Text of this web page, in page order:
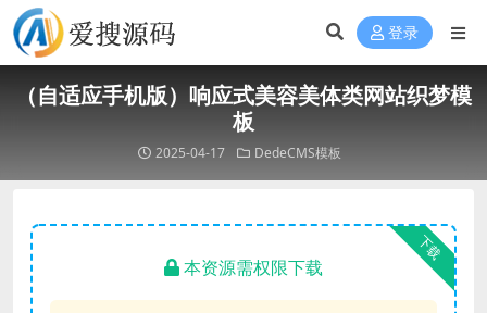
登录
（自适应手机版）响应式美容美体类网站织梦模
板
2025-04-17 DedeCMS模板
下载
本资源需权限下载